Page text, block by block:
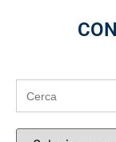
Search
for: